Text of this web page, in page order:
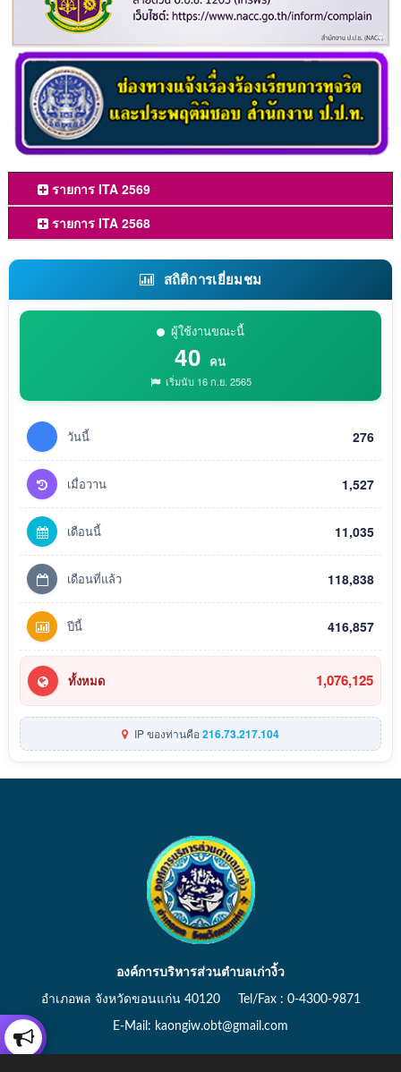
รายการ ITA 2569
รายการ ITA 2568
สถิติการเยี่ยมชม
ผู้ใช้งานขณะนี้
40 คน
เริ่มนับ 16 ก.ย. 2565
วันนี้ 276
เมื่อวาน 1,527
เดือนนี้ 11,035
เดือนที่แล้ว 118,838
ปีนี้ 416,857
ทั้งหมด 1,076,125
IP ของท่านคือ216.73.217.104
องค์การบริหารส่วนตำบลเก่างิ้ว
อำเภอพล จังหวัดขอนแก่น 40120 Tel/Fax : 0-4300-9871
E-Mail: kaongiw.obt@gmail.com